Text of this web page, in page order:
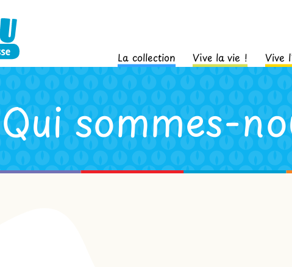
La collection Vive la vie ! Vive
Qui sommes-